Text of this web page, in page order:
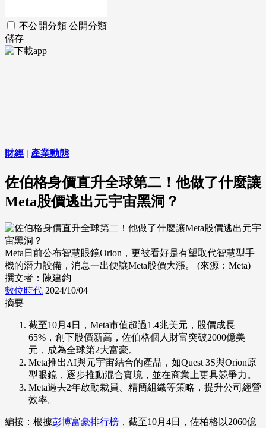
不公開分類 公開分類
儲存
財經 | 產業動態
佐伯格身價直升全球第二！他做了什麼讓
Meta股價逃出元宇宙黑洞？
Meta日前公布智慧眼鏡Orion，更被看好是有望取代智慧型手
機的潛力設備，消息一出便讓Meta股價大漲。 (來源：Meta)
撰文者：陳建鈞
數位時代 2024/10/04
摘要
截至10月4日，Meta市值超過1.4兆美元，股價成長
65%，創下股價新高，佐伯格個人財富突破2000億美
元，成為全球第2大富豪。
Meta推出AI與元宇宙結合的產品，如Quest 3S與Orion原
型眼鏡，逐步推動混合實境，並在商業上更具競爭力。
Meta過去2年啟動裁員、精簡組織等策略，提升公司經營
效率。
編按：根據彭博富豪排行榜 ，截至10月4日，佐柏格以2060億